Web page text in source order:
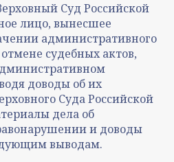
Суд Российской
лицо, вынесшее
административного
судебных актов,
доводы об их
Суда Российской
дела об
и доводы
выводам.